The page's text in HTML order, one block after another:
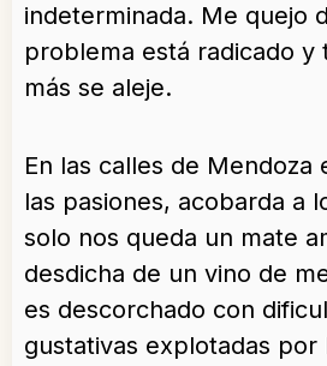
indeterminada. Me quejo
problema está radicado y
más se aleje.
En las calles de Mendoza
las pasiones, acobarda a
solo nos queda un mate
desdicha de un vino de
es descorchado con
gustativas explotadas por